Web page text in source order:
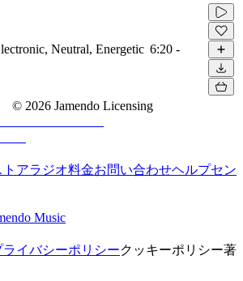
Neutral, Energetic 6:20 -
© 2026 Jamendo Licensing
トアラジオ料金お問い合わせヘルプセン
Music
ライバシーポリシークッキーポリシー著